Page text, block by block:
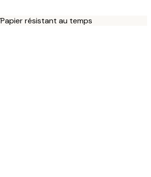
Papier résistant au temps